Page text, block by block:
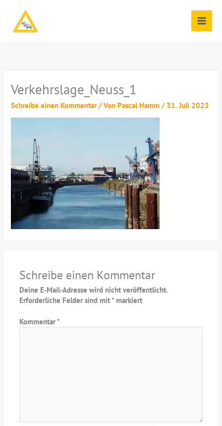
springen
Verkehrslage_Neuss_1
Schreibe einen Kommentar / VonPascal Hamm/ 31. Juli 2023
Schreibe einen Kommentar
Deine E-Mail-Adresse wird nicht veröffentlicht.
Erforderliche Felder sind mit* markiert
Kommentar*